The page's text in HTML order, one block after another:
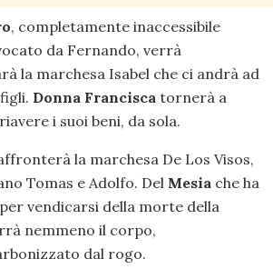
, completamente inaccessibile
da Fernando, verrà
la marchesa Isabel che ci andrà ad
Donna Francisca tornerà a
i suoi beni, da sola.
la marchesa De Los Visos,
Tomas e Adolfo. Del Mesia che ha
vendicarsi della morte della
nemmeno il corpo,
dal rogo.